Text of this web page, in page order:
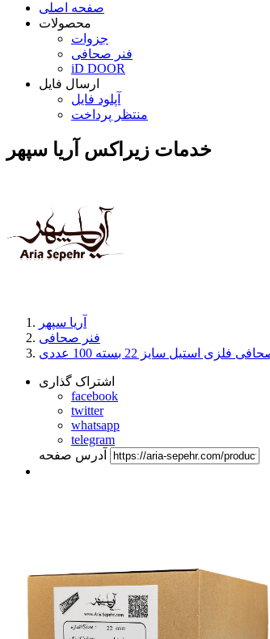
صفحه اصلی
محصولات
جزوات
فنر صحافی
iD DOOR
ارسال فایل
آپلود فایل
منتظر پرداخت
خدمات زیراکس آریا سپهر
آریا سپهر
فنر صحافی
فلزی استیل سایز 22 بسته 100 عددی
اشتراک گذاری
facebook
twitter
whatsapp
telegram
آدرس صفحه